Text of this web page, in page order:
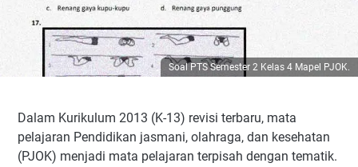
Soal PTS Semester 2 Kelas 4 Mapel PJOK.
Dalam Kurikulum 2013 (K-13) revisi terbaru, mata
pelajaran Pendidikan jasmani, olahraga, dan kesehatan
(PJOK) menjadi mata pelajaran terpisah dengan tematik.